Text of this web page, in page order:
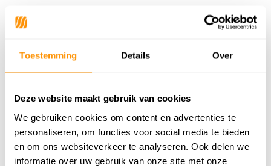
Toestemming Details Over
Deze website maakt gebruik van cookies
We gebruiken cookies om content en advertenties te
personaliseren, om functies voor social media te bieden
en om ons websiteverkeer te analyseren. Ook delen we
informatie over uw gebruik van onze site met onze
0/5 Gemiddelde uit 0 beoordelingen
Er zijn nog geen reviews geschreven over dit product..